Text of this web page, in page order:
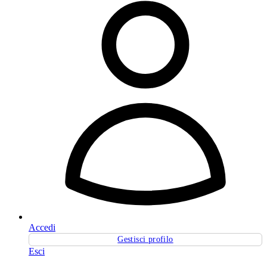
Accedi
Gestisci profilo
Esci